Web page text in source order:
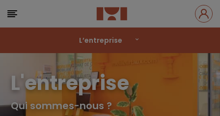
L'entreprise
Qui sommes-nous ?
L’entreprise